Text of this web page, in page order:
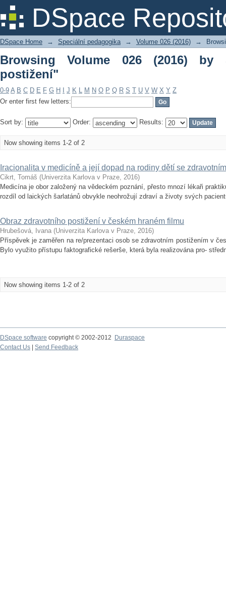
DSpace
Browsing Volume 026 (2016) by
DSpace Home → Speciální pedagogika → Volume 026 (2016) →
Browsing Volume 026 (2016) by
postižení"
0-9 A B C D E F G H J K L M N O P Q R S T U V W X Y Z
Or enter first few letters:
Sort by: Order: Results:
Now showing items 1-2 of 2
Iracionalita v medicíně a její dopad na rodiny dětí se
Cikrt, Tomáš (Univerzita Karlova v Praze, 2016)
Medicína je obor založený na vědeckém poznání, přesto mnozí lékaři
rozdíl od laických šarlatánů obvykle neohrožují zdraví a životy svých
Obraz zdravotního postižení v českém hraném filmu
Hrubešová, Ivana (Univerzita Karlova v Praze, 2016)
Příspěvek je zaměřen na re/prezentaci osob se zdravotním postižením v
Bylo využito přístupu faktografické rešerše, která byla realizována pro-
Now showing items 1-2 of 2
DSpace software copyright © 2002-2012
Duraspace
Contact Us
Send Feedback